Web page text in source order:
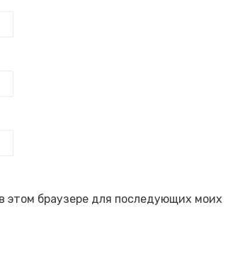
этом браузере для последующих моих